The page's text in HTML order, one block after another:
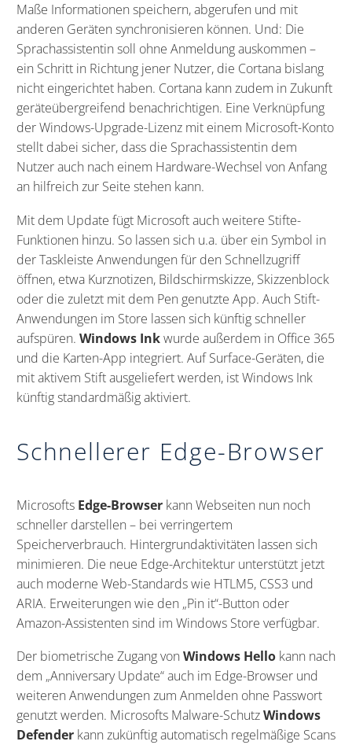
Maße Informationen speichern, abgerufen und mit
anderen Geräten synchronisieren können. Und: Die
Sprachassistentin soll ohne Anmeldung auskommen –
ein Schritt in Richtung jener Nutzer, die Cortana bislang
nicht eingerichtet haben. Cortana kann zudem in Zukunft
geräteübergreifend benachrichtigen. Eine Verknüpfung
der Windows-Upgrade-Lizenz mit einem Microsoft-Konto
stellt dabei sicher, dass die Sprachassistentin dem
Nutzer auch nach einem Hardware-Wechsel von Anfang
an hilfreich zur Seite stehen kann.
Mit dem Update fügt Microsoft auch weitere Stifte-
Funktionen hinzu. So lassen sich u.a. über ein Symbol in
der Taskleiste Anwendungen für den Schnellzugriff
öffnen, etwa Kurznotizen, Bildschirmskizze, Skizzenblock
oder die zuletzt mit dem Pen genutzte App. Auch Stift-
Anwendungen im Store lassen sich künftig schneller
aufspüren. Windows Inkwurde außerdem in Office 365
und die Karten-App integriert. Auf Surface-Geräten, die
mit aktivem Stift ausgeliefert werden, ist Windows Ink
künftig standardmäßig aktiviert.
Schnellerer Edge-Browser
Microsofts Edge-Browser kann Webseiten nun noch
schneller darstellen – bei verringertem
Speicherverbrauch. Hintergrundaktivitäten lassen sich
minimieren. Die neue Edge-Architektur unterstützt jetzt
auch moderne Web-Standards wie HTLM5, CSS3 und
ARIA. Erweiterungen wie den „Pin it“-Button oder
Amazon-Assistenten sind im Windows Store verfügbar.
Der biometrische Zugang von Windows Hello kann nach
dem „Anniversary Update“ auch im Edge-Browser und
weiteren Anwendungen zum Anmelden ohne Passwort
genutzt werden. Microsofts Malware-SchutzWindows
Defender kann zukünftig automatisch regelmäßige Scans